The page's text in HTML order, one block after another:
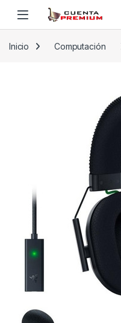
Skip to navigation
Skip to content
Inicio Computación